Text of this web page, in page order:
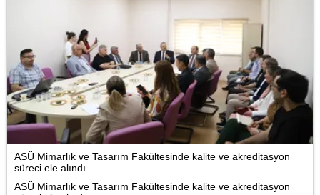
ASÜ Mimarlık ve Tasarım Fakültesinde kalite ve akreditasyon
süreci ele alındı
ASÜ Mimarlık ve Tasarım Fakültesinde kalite ve akreditasyon